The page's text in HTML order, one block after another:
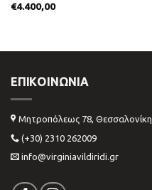
€4.400,00
ΕΠΙΚΟΙΝΩΝΊΑ
Μητροπόλεως 78, Θεσσαλονίκη
(+30) 2310 262009
info@virginiavildiridi.gr